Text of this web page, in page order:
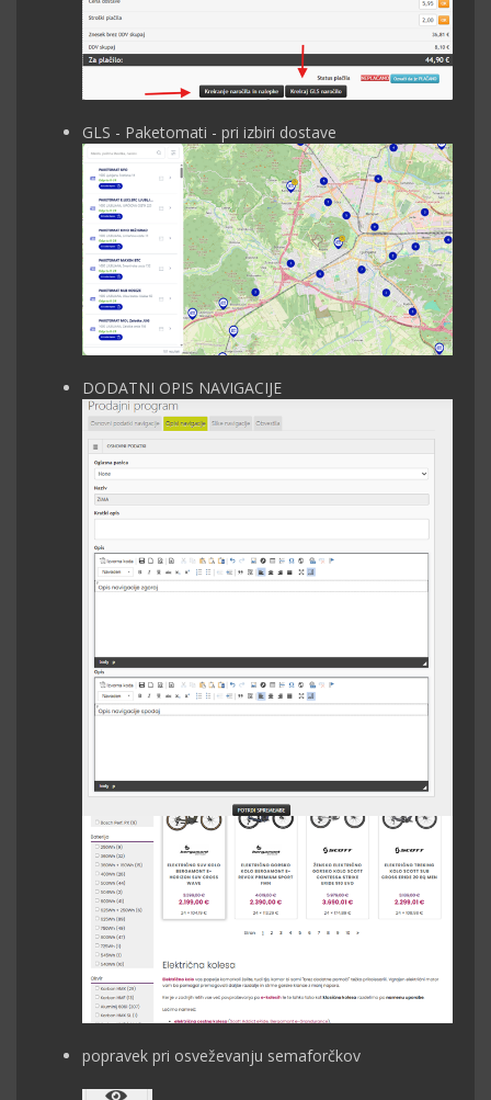
GLS - Paketomati - pri izbiri dostave
DODATNI OPIS NAVIGACIJE
popravek pri osveževanju semaforčkov